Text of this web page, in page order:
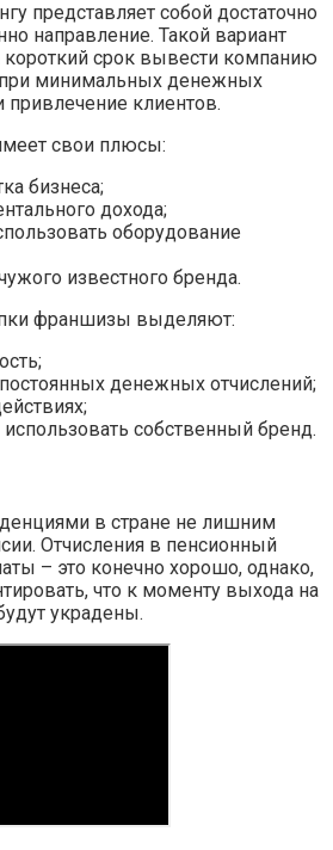
представляет собой достаточно
направление. Такой вариант
срок вывести компанию
минимальных денежных
привлечение клиентов.
свои плюсы:
бизнеса;
дохода;
оборудование
известного бренда.
франшизы выделяют:
денежных отчислений;
собственный бренд.
в стране не лишним
Отчисления в пенсионный
– это конечно хорошо, однако,
что к моменту выхода на
украдены.